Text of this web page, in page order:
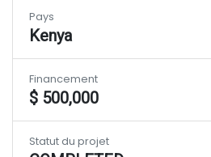
Pays
Kenya
Financement
$ 500,000
Statut du projet